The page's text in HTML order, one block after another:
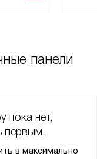
панели
пока нет,
первым.
в максимально